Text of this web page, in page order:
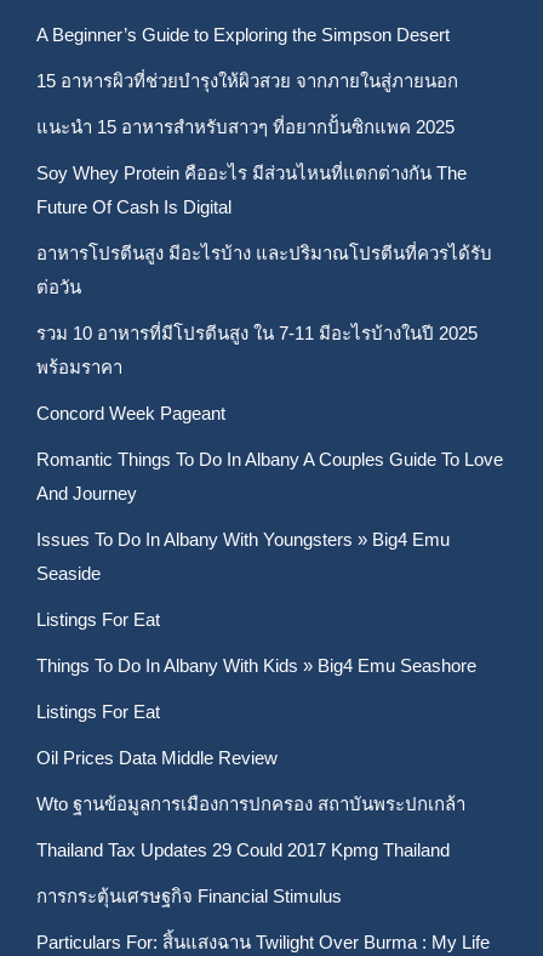
A Beginner’s Guide to Exploring the Simpson Desert
15 อาหารผิวที่ช่วยบำรุงให้ผิวสวย จากภายในสู่ภายนอก
แนะนำ 15 อาหารสำหรับสาวๆ ที่อยากปั้นซิกแพค 2025
Soy Whey Protein คืออะไร มีส่วนไหนที่แตกต่างกัน The
Future Of Cash Is Digital
อาหารโปรตีนสูง มีอะไรบ้าง และปริมาณโปรตีนที่ควรได้รับ
ต่อวัน
รวม 10 อาหารที่มีโปรตีนสูง ใน 7-11 มีอะไรบ้างในปี 2025
พร้อมราคา
Concord Week Pageant
Romantic Things To Do In Albany A Couples Guide To Love
And Journey
Issues To Do In Albany With Youngsters » Big4 Emu
Seaside
Listings For Eat
Things To Do In Albany With Kids » Big4 Emu Seashore
Listings For Eat
Oil Prices Data Middle Review
Wto ฐานข้อมูลการเมืองการปกครอง สถาบันพระปกเกล้า
Thailand Tax Updates 29 Could 2017 Kpmg Thailand
การกระตุ้นเศรษฐกิจ Financial Stimulus
Particulars For: สิ้นแสงฉาน Twilight Over Burma : My Life